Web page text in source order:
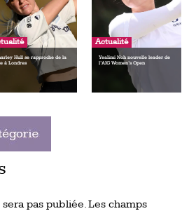
Hull se rapproche de la
à Londres
Actualité
Yealimi Noh nouvelle leader de
l’AIG Women’s Open
pas publiée.Les champs